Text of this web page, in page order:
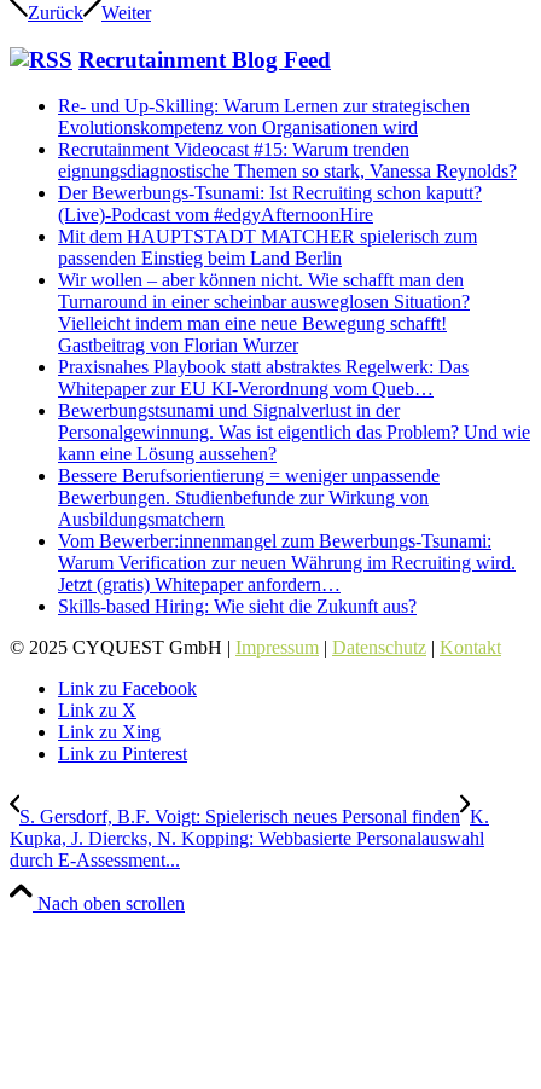
Zurück Weiter
Recrutainment Blog Feed
Re- und Up-Skilling: Warum Lernen zur strategischen
Evolutionskompetenz von Organisationen wird
Recrutainment Videocast #15: Warum trenden
eignungsdiagnostische Themen so stark, Vanessa Reynolds?
Der Bewerbungs-Tsunami: Ist Recruiting schon kaputt?
(Live)-Podcast vom #edgyAfternoonHire
Mit dem HAUPTSTADT MATCHER spielerisch zum
passenden Einstieg beim Land Berlin
Wir wollen – aber können nicht. Wie schafft man den
Turnaround in einer scheinbar ausweglosen Situation?
Vielleicht indem man eine neue Bewegung schafft!
Gastbeitrag von Florian Wurzer
Praxisnahes Playbook statt abstraktes Regelwerk: Das
Whitepaper zur EU KI-Verordnung vom Queb…
Bewerbungstsunami und Signalverlust in der
Personalgewinnung. Was ist eigentlich das Problem? Und wie
kann eine Lösung aussehen?
Bessere Berufsorientierung = weniger unpassende
Bewerbungen. Studienbefunde zur Wirkung von
Ausbildungsmatchern
Vom Bewerber:innenmangel zum Bewerbungs-Tsunami:
Warum Verification zur neuen Währung im Recruiting wird.
Jetzt (gratis) Whitepaper anfordern…
Skills-based Hiring: Wie sieht die Zukunft aus?
© 2025 CYQUEST GmbH | Impressum | Datenschutz | Kontakt
Link zu Facebook
Link zu X
Link zu Xing
Link zu Pinterest
S. Gersdorf, B.F. Voigt: Spielerisch neues Personal finden K.
Kupka, J. Diercks, N. Kopping: Webbasierte Personalauswahl
durch E-Assessment...
Nach oben scrollen